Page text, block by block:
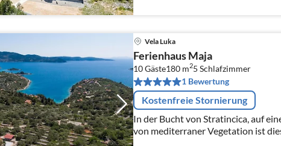
Vela Luka
Ferienhaus Maja
10 Gäste180 m25 Schlafzimmer
1 Bewertung
Kostenfreie Stornierung
In der Bucht von Stratincica, auf
von mediterraner Vegetation ist